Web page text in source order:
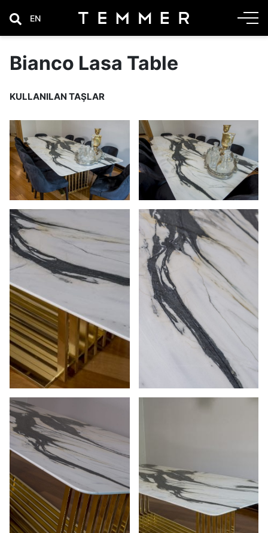
EN
Bianco Lasa Table
KULLANILAN TAŞLAR